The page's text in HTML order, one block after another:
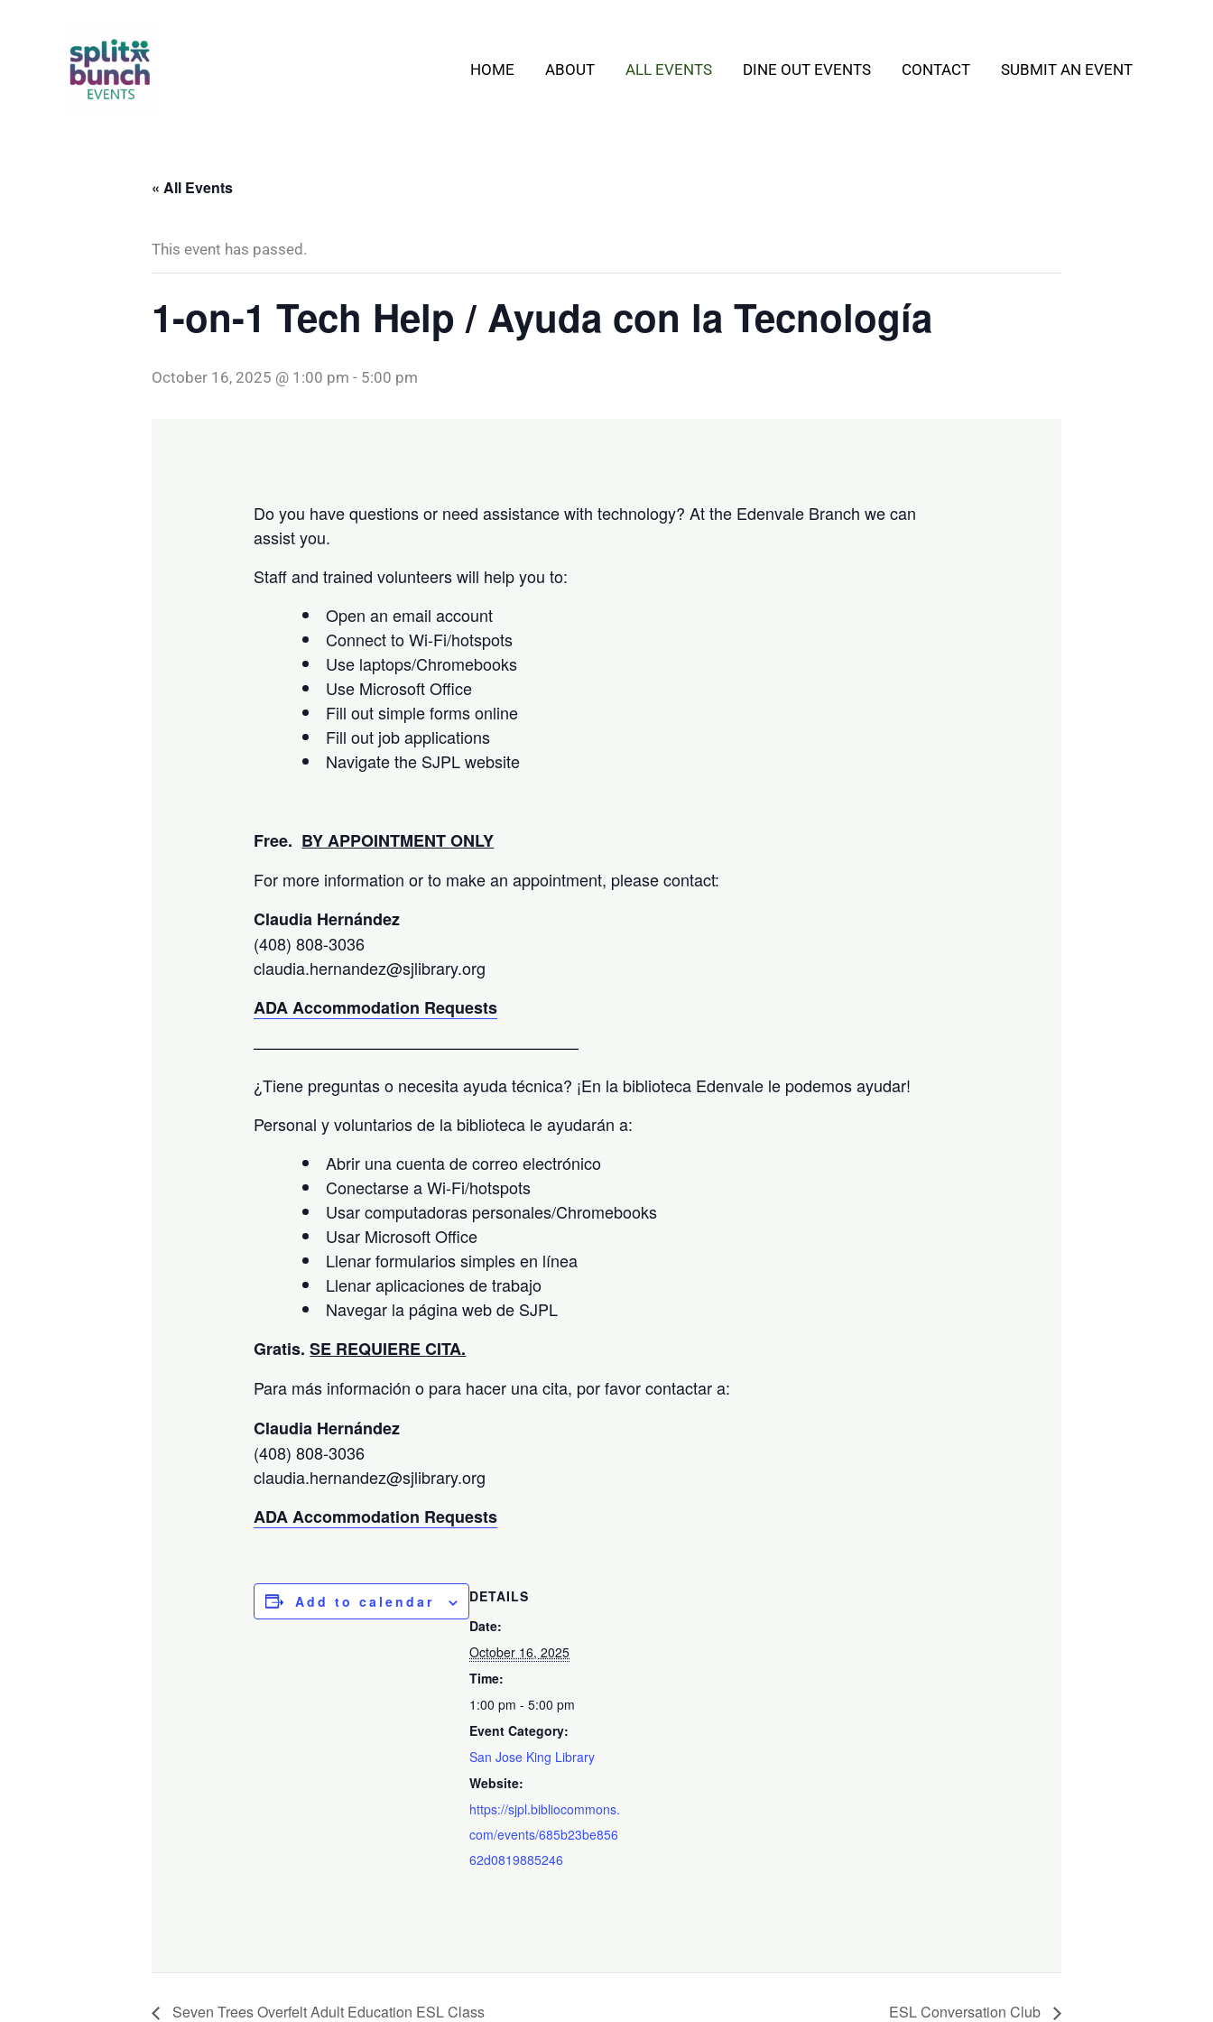
HOME ABOUT ALL EVENTS DINE OUT EVENTS CONTACT SUBMIT AN EVENT
« All Events
This event has passed.
1-on-1 Tech Help / Ayuda con la Tecnología
October 16, 2025 @ 1:00 pm - 5:00 pm
Do you have questions or need assistance with technology? At the Edenvale Branch we can
assist you.
Staff and trained volunteers will help you to:
Open an email account
Connect to Wi-Fi/hotspots
Use laptops/Chromebooks
Use Microsoft Office
Fill out simple forms online
Fill out job applications
Navigate the SJPL website
Free. BY APPOINTMENT ONLY
For more information or to make an appointment, please contact:
Claudia Hernández
(408) 808-3036
claudia.hernandez@sjlibrary.org
ADA Accommodation Requests
————————————————————
¿Tiene preguntas o necesita ayuda técnica? ¡En la biblioteca Edenvale le podemos ayudar!
Personal y voluntarios de la biblioteca le ayudarán a:
Abrir una cuenta de correo electrónico
Conectarse a Wi-Fi/hotspots
Usar computadoras personales/Chromebooks
Usar Microsoft Office
Llenar formularios simples en línea
Llenar aplicaciones de trabajo
Navegar la página web de SJPL
Gratis.SE REQUIERE CITA.
Para más información o para hacer una cita, por favor contactar a:
Claudia Hernández
(408) 808-3036
claudia.hernandez@sjlibrary.org
ADA Accommodation Requests
Add to calendar
DETAILS
Date:
October 16, 2025
Time:
1:00 pm - 5:00 pm
Event Category:
San Jose King Library
Website:
https://sjpl.bibliocommons.
com/events/685b23be856
62d0819885246
Seven Trees Overfelt Adult Education ESL Class ESL Conversation Club